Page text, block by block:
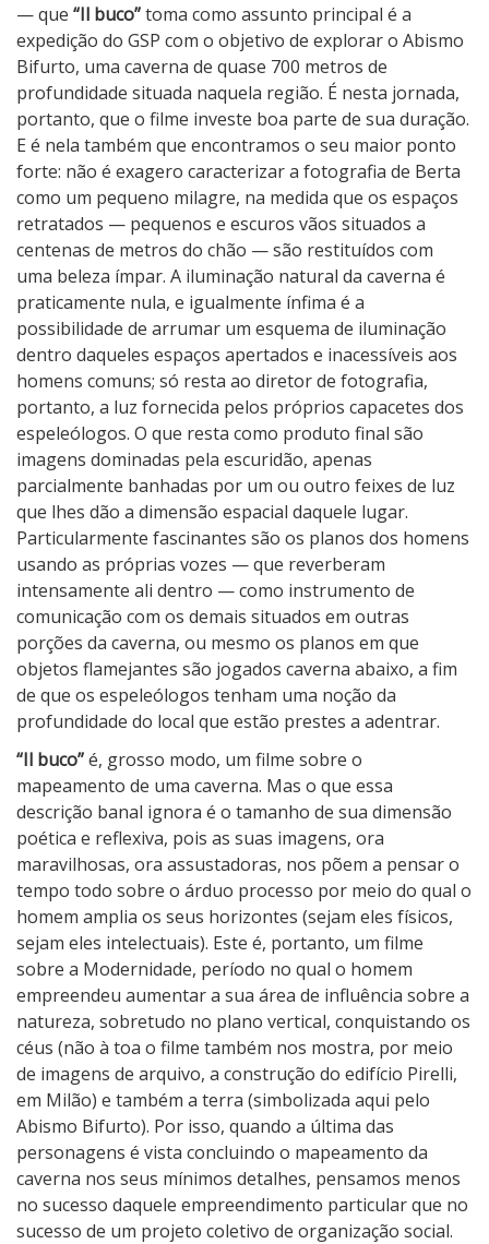
— que “Il buco”toma como assunto principal é a
expedição do GSP com o objetivo de explorar o Abismo
Bifurto, uma caverna de quase 700 metros de
profundidade situada naquela região. É nesta jornada,
portanto, que o filme investe boa parte de sua duração.
E é nela também que encontramos o seu maior ponto
forte: não é exagero caracterizar a fotografia de Berta
como um pequeno milagre, na medida que os espaços
retratados — pequenos e escuros vãos situados a
centenas de metros do chão — são restituídos com
uma beleza ímpar. A iluminação natural da caverna é
praticamente nula, e igualmente ínfima é a
possibilidade de arrumar um esquema de iluminação
dentro daqueles espaços apertados e inacessíveis aos
homens comuns; só resta ao diretor de fotografia,
portanto, a luz fornecida pelos próprios capacetes dos
espeleólogos. O que resta como produto final são
imagens dominadas pela escuridão, apenas
parcialmente banhadas por um ou outro feixes de luz
que lhes dão a dimensão espacial daquele lugar.
Particularmente fascinantes são os planos dos homens
usando as próprias vozes — que reverberam
intensamente ali dentro — como instrumento de
comunicação com os demais situados em outras
porções da caverna, ou mesmo os planos em que
objetos flamejantes são jogados caverna abaixo, a fim
de que os espeleólogos tenham uma noção da
profundidade do local que estão prestes a adentrar.
“Il buco”é, grosso modo, um filme sobre o
mapeamento de uma caverna. Mas o que essa
descrição banal ignora é o tamanho de sua dimensão
poética e reflexiva, pois as suas imagens, ora
maravilhosas, ora assustadoras, nos põem a pensar o
tempo todo sobre o árduo processo por meio do qual o
homem amplia os seus horizontes (sejam eles físicos,
sejam eles intelectuais). Este é, portanto, um filme
sobre a Modernidade, período no qual o homem
empreendeu aumentar a sua área de influência sobre a
natureza, sobretudo no plano vertical, conquistando os
céus (não à toa o filme também nos mostra, por meio
de imagens de arquivo, a construção do edifício Pirelli,
em Milão) e também a terra (simbolizada aqui pelo
Abismo Bifurto). Por isso, quando a última das
personagens é vista concluindo o mapeamento da
caverna nos seus mínimos detalhes, pensamos menos
no sucesso daquele empreendimento particular que no
sucesso de um projeto coletivo de organização social.